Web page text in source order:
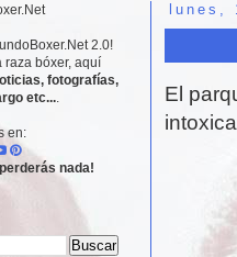
lunes,
El
2.0!
raza bóxer, aquí
fotografías,
etc....
en:
nada!